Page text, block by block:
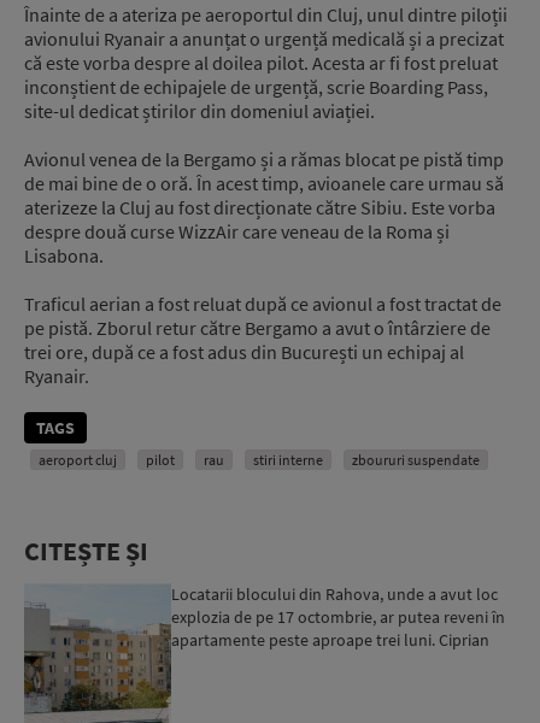
Înainte de a ateriza pe aeroportul din Cluj, unul dintre piloții
avionului Ryanair a anunțat o urgență medicală și a precizat
că este vorba despre al doilea pilot. Acesta ar fi fost preluat
inconștient de echipajele de urgență, scrie Boarding Pass,
site-ul dedicat știrilor din domeniul aviației.
Avionul venea de la Bergamo și a rămas blocat pe pistă timp
de mai bine de o oră. În acest timp, avioanele care urmau să
aterizeze la Cluj au fost direcționate către Sibiu. Este vorba
despre două curse WizzAir care veneau de la Roma și
Lisabona.
Traficul aerian a fost reluat după ce avionul a fost tractat de
pe pistă. Zborul retur către Bergamo a avut o întârziere de
trei ore, după ce a fost adus din București un echipaj al
Ryanair.
TAGS
aeroport cluj pilot rau stiri interne zboururi suspendate
CITEȘTE ȘI
Locatarii blocului din Rahova, unde a avut loc
explozia de pe 17 octombrie, ar putea reveni în
apartamente peste aproape trei luni. Ciprian